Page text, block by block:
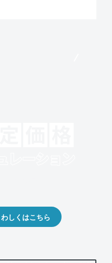
わしくはこちら